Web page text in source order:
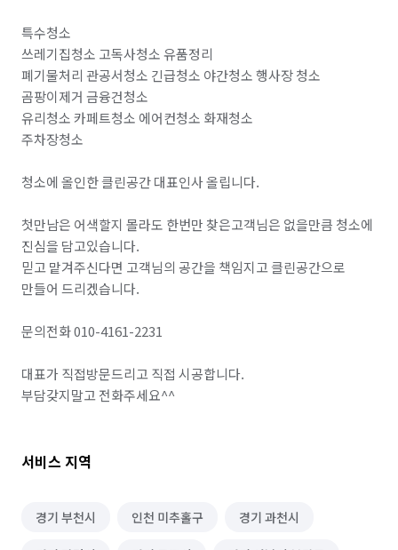
특수청소
쓰레기집청소 고독사청소 유품정리
폐기물처리 관공서청소 긴급청소 야간청소 행사장 청소
곰팡이제거 금융건청소
유리청소 카페트청소 에어컨청소 화재청소
주차장청소
청소에 올인한 클린공간 대표인사 올립니다.
첫만남은 어색할지 몰라도 한번만 찾은고객님은 없을만큼 청소에
진심을 담고있습니다.
믿고 맡겨주신다면 고객님의 공간을 책임지고 클린공간으로
만들어 드리겠습니다.
문의전화 010-4161-2231
대표가 직접방문드리고 직접 시공합니다.
서비스 지역
경기 부천시 인천 미추홀구 경기 과천시